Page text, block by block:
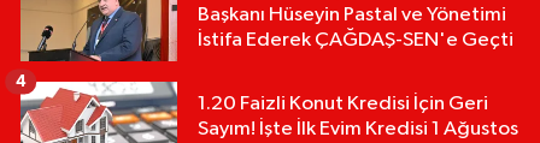
Başkanı Hüseyin Pastal ve Yönetimi
İstifa Ederek ÇAĞDAŞ-SEN'e Geçti
1.20 Faizli Konut Kredisi İçin Geri
Sayım! İşte İlk Evim Kredisi 1 Ağustos
4